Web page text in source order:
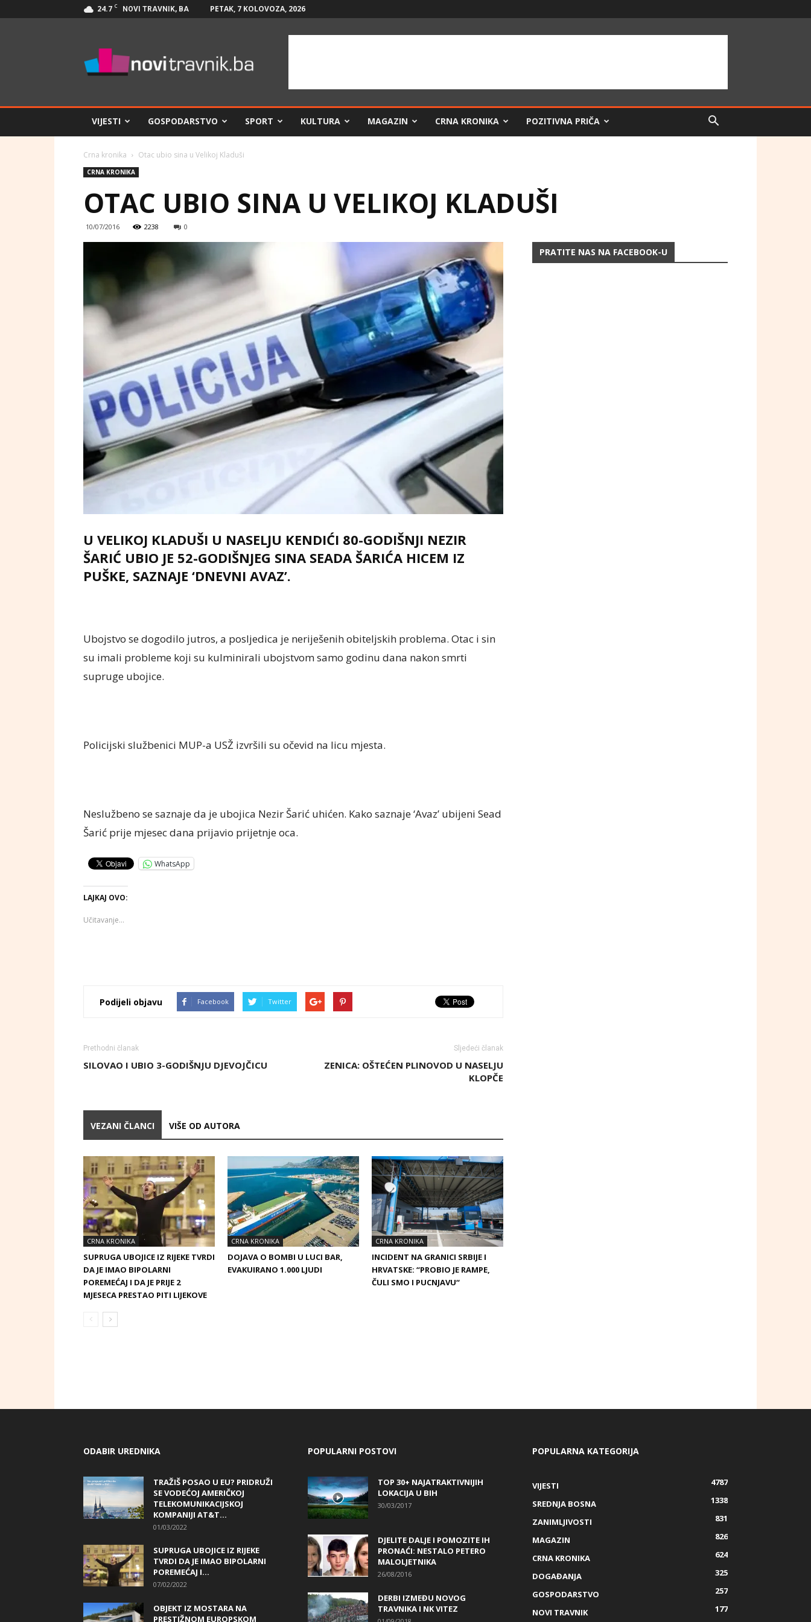
24.7 C NOVI TRAVNIK, BA PETAK, 7 KOLOVOZA, 2026
Travnik.ba
VIJESTI GOSPODARSTVO SPORT KULTURA MAGAZIN CRNA KRONIKA POZITIVNA PRIČA
Crna kronika Otac ubio sina u Velikoj Kladuši
CRNA KRONIKA
OTAC UBIO SINA U VELIKOJ KLADUŠI
10/07/2016 2238 0
U VELIKOJ KLADUŠI U NASELJU KENDIĆI 80-GODIŠNJI NEZIR
ŠARIĆ UBIO JE 52-GODIŠNJEG SINA SEADA ŠARIĆA HICEM IZ
PUŠKE, SAZNAJE ‘DNEVNI AVAZ’.
Ubojstvo se dogodilo jutros, a posljedica je neriješenih obiteljskih problema. Otac i sin
su imali probleme koji su kulminirali ubojstvom samo godinu dana nakon smrti
supruge ubojice.
Policijski službenici MUP-a USŽ izvršili su očevid na licu mjesta.
Neslužbeno se saznaje da je ubojica Nezir Šarić uhićen. Kako saznaje ‘Avaz’ ubijeni Sead
Šarić prije mjesec dana prijavio prijetnje oca.
WhatsApp
LAJKAJ OVO:
Učitavanje...
Podijeli objavu Facebook Twitter
Prethodni članak
SILOVAO I UBIO 3-GODIŠNJU DJEVOJČICU
Sljedeći članak
ZENICA: OŠTEĆEN PLINOVOD U NASELJU
KLOPČE
VEZANI ČLANCI VIŠE OD AUTORA
CRNA KRONIKA
SUPRUGA UBOJICE IZ RIJEKE TVRDI
DA JE IMAO BIPOLARNI
POREMEĆAJ I DA JE PRIJE 2
MJESECA PRESTAO PITI LIJEKOVE
CRNA KRONIKA
DOJAVA O BOMBI U LUCI BAR,
EVAKUIRANO 1.000 LJUDI
CRNA KRONIKA
INCIDENT NA GRANICI SRBIJE I
HRVATSKE: “PROBIO JE RAMPE,
ČULI SMO I PUCNJAVU“
PRATITE NAS NA FACEBOOK-U
ODABIR UREDNIKA
TRAŽIŠ POSAO U EU? PRIDRUŽI
SE VODEĆOJ AMERIČKOJ
TELEKOMUNIKACIJSKOJ
KOMPANIJI AT&T...
01/03/2022
SUPRUGA UBOJICE IZ RIJEKE
TVRDI DA JE IMAO BIPOLARNI
POREMEĆAJ I...
07/02/2022
OBJEKT IZ MOSTARA NA
PRESTIŽNOM EUROPSKOM
POPULARNI POSTOVI
TOP 30+ NAJATRAKTIVNIJIH
LOKACIJA U BIH
30/03/2017
DJELITE DALJE I POMOZITE IH
PRONAĆI: NESTALO PETERO
MALOLJETNIKA
26/08/2016
DERBI IZMEĐU NOVOG
TRAVNIKA I NK VITEZ
POPULARNA KATEGORIJA
VIJESTI
4787
SREDNJA BOSNA
1338
ZANIMLJIVOSTI
831
MAGAZIN
826
CRNA KRONIKA
624
DOGAĐANJA
325
GOSPODARSTVO
257
NOVI TRAVNIK
177